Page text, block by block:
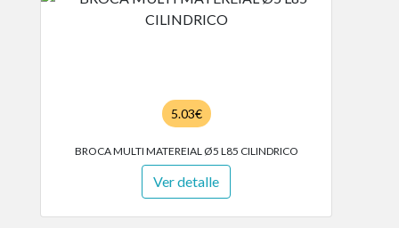
5.03€
BROCA MULTI MATEREIAL Ø5 L85 CILINDRICO
Ver detalle